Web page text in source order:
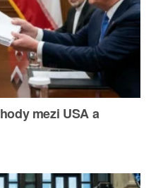
mezi USA a